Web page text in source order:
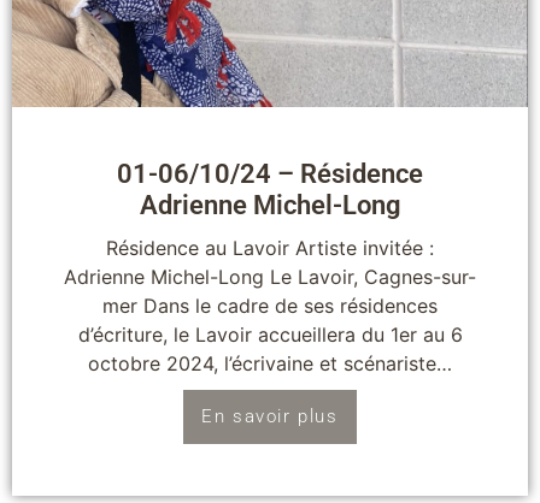
01-06/10/24 – Résidence
Adrienne Michel-Long
Résidence au Lavoir Artiste invitée :
Adrienne Michel-Long Le Lavoir, Cagnes-sur-
mer Dans le cadre de ses résidences
d’écriture, le Lavoir accueillera du 1er au 6
octobre 2024, l’écrivaine et scénariste…
En savoir plus